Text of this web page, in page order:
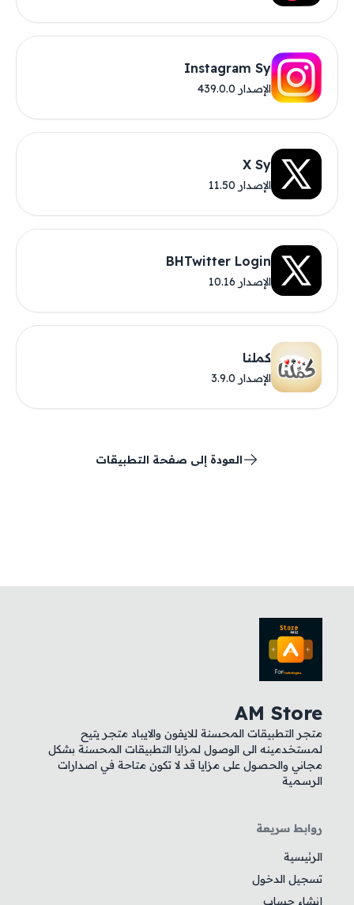
Instagram Sy
الإصدار 439.0.0
X Sy
الإصدار 11.50
BHTwitter Login
الإصدار 10.16
كملنا
الإصدار 3.9.0
العودة إلى صفحة التطبيقات
AM Store
متجر التطبيقات المحسنة للايفون والايباد متجر يتيح
لمستخدمينه الى الوصول لمزايا التطبيقات المحسنة بشكل
مجاني والحصول على مزايا قد لا تكون متاحة في اصدارات
الرسمية
روابط سريعة
الرئيسية
تسجيل الدخول
إنشاء حساب